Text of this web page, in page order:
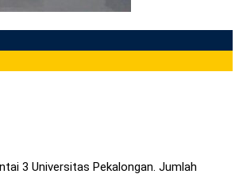
3 Universitas Pekalongan. Jumlah